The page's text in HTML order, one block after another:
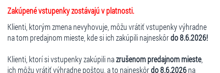
Zakúpené vstupenky zostávajú v platnosti.
Klienti, ktorým zmena nevyhovuje, môžu vrátiť vstupenky výhradne
na tom predajnom mieste, kde si ich zakúpili najneskôrdo 8.6.2026!
Klienti, ktorí si vstupenky zakúpili nazrušenom predajnom mieste,
ich môžu vrátiť výhradne poštou, a to najneskôrdo 8.6.2026na